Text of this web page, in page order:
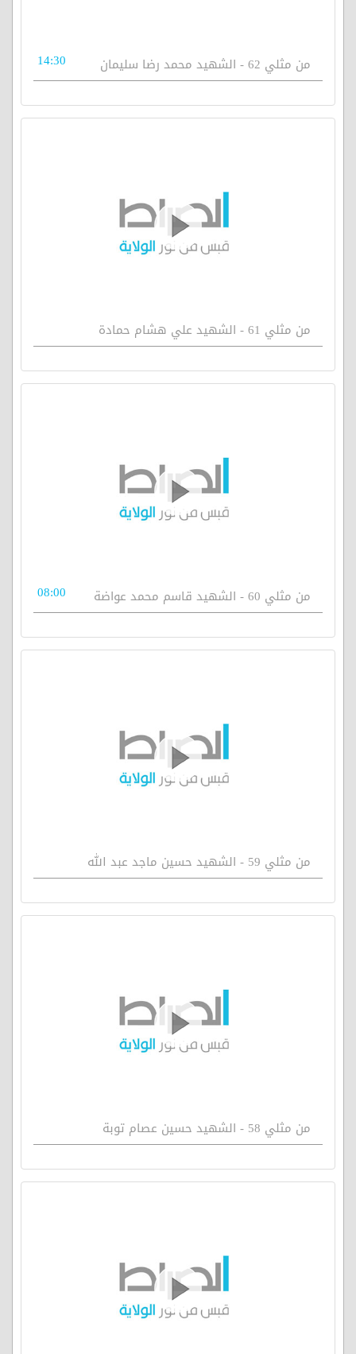
من مثلي 62 - الشهيد محمد رضا سليمان 14:30
من مثلي 61 - الشهيد علي هشام حمادة
من مثلي 60 - الشهيد قاسم محمد عواضة 08:00
من مثلي 59 - الشهيد حسين ماجد عبد الله
من مثلي 58 - الشهيد حسين عصام توبة